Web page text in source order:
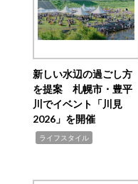
新しい水辺の過ごし方
を提案 札幌市・豊平
川でイベント「川見
2026」を開催
ライフスタイル